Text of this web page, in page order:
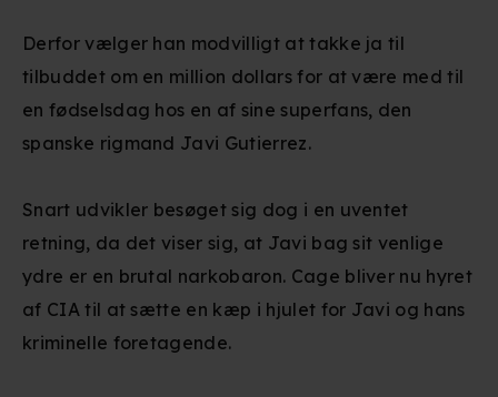
Derfor vælger han modvilligt at takke ja til
tilbuddet om en million dollars for at være med til
en fødselsdag hos en af sine superfans, den
spanske rigmand Javi Gutierrez.
Snart udvikler besøget sig dog i en uventet
retning, da det viser sig, at Javi bag sit venlige
ydre er en brutal narkobaron. Cage bliver nu hyret
af CIA til at sætte en kæp i hjulet for Javi og hans
kriminelle foretagende.